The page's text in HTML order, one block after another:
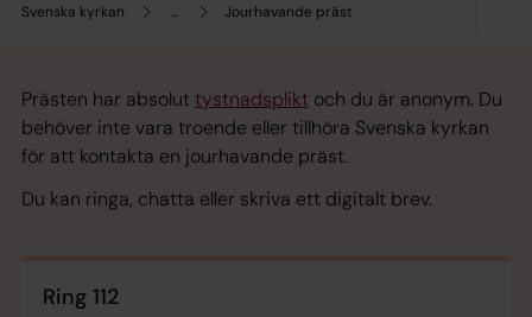
Svenska kyrkan ... Jourhavande präst
Prästen har absoluttystnadsplikt och du är anonym. Du
behöver inte vara troende eller tillhöra Svenska kyrkan
för att kontakta en jourhavande präst.
Du kan ringa, chatta eller skriva ett digitalt brev.
Ring 112